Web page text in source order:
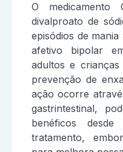
O
divalproato de
episódios de
afetivo bipolar
adultos e
prevenção de
ação ocorre
gastrintestinal,
benéficos
tratamento,